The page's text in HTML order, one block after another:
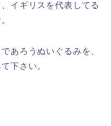
イギリスを代表してる
あろうぬいぐるみを、
下さい。